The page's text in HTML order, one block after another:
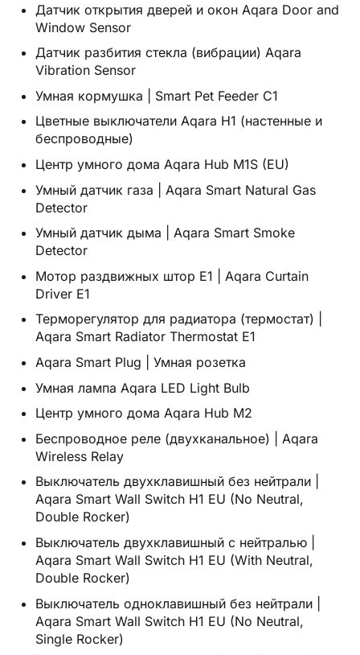
Датчик открытия дверей и окон Aqara Door and
Window Sensor
Датчик разбития стекла (вибрации) Aqara
Vibration Sensor
Умная кормушка | Smart Pet Feeder C1
Цветные выключатели Aqara H1 (настенные и
беспроводные)
Центр умного дома Aqara Hub M1S (EU)
Умный датчик газа | Aqara Smart Natural Gas
Detector
Умный датчик дыма | Aqara Smart Smoke
Detector
Мотор раздвижных штор E1 | Aqara Curtain
Driver E1
Терморегулятор для радиатора (термостат) |
Aqara Smart Radiator Thermostat E1
Aqara Smart Plug | Умная розетка
Умная лампа Aqara LED Light Bulb
Центр умного дома Aqara Hub M2
Беспроводное реле (двухканальное) | Aqara
Wireless Relay
Выключатель двухклавишный без нейтрали |
Aqara Smart Wall Switch H1 EU (No Neutral,
Double Rocker)
Выключатель двухклавишный с нейтралью |
Aqara Smart Wall Switch H1 EU (With Neutral,
Double Rocker)
Выключатель одноклавишный без нейтрали |
Aqara Smart Wall Switch H1 EU (No Neutral,
Single Rocker)